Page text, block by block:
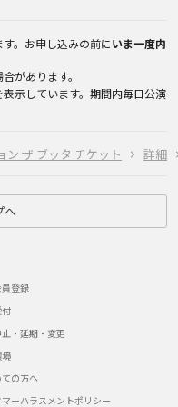
ン ザ ブッタ チケット 詳細
。お申し込みの前にいま一度内
があります。
示しています。期間内毎日公演
へ
登録
・延期・変更
の方へ
ーハラスメントポリシー